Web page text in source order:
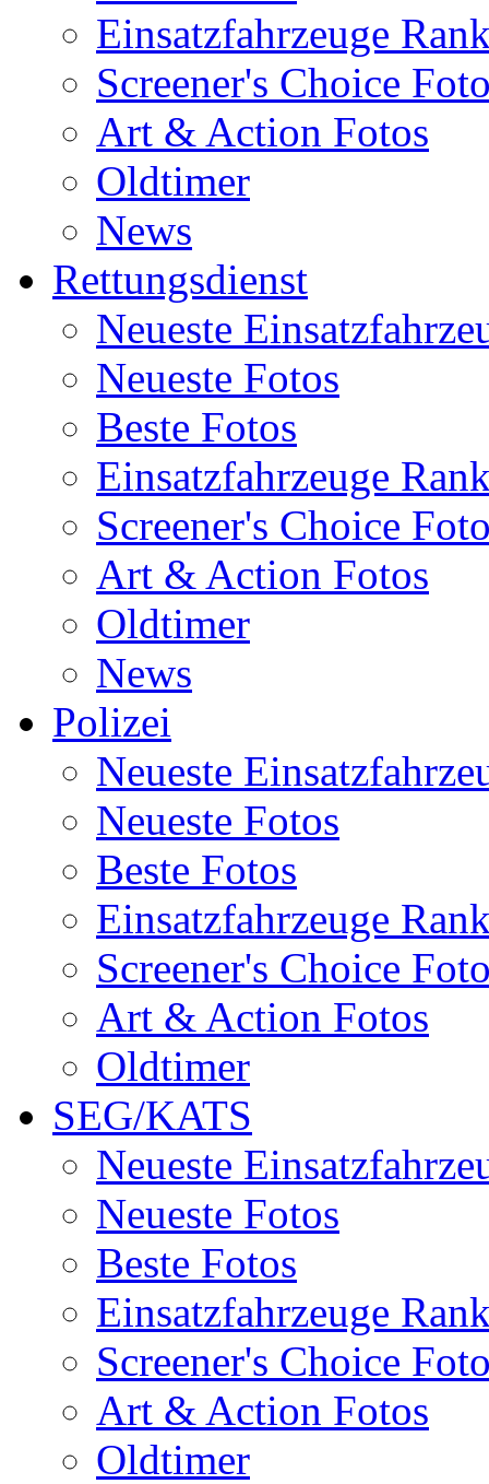
Einsatzfahrzeuge
Screener's Choice
Art & Action Fotos
Oldtimer
News
Rettungsdienst
Neueste
Neueste Fotos
Beste Fotos
Einsatzfahrzeuge
Screener's Choice
Art & Action Fotos
Oldtimer
News
Polizei
Neueste
Neueste Fotos
Beste Fotos
Einsatzfahrzeuge
Screener's Choice
Art & Action Fotos
Oldtimer
SEG/KATS
Neueste
Neueste Fotos
Beste Fotos
Einsatzfahrzeuge
Screener's Choice
Art & Action Fotos
Oldtimer